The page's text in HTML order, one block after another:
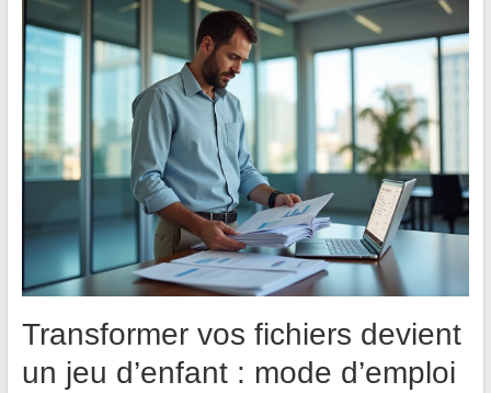
Transformer vos fichiers devient
un jeu d’enfant : mode d’emploi